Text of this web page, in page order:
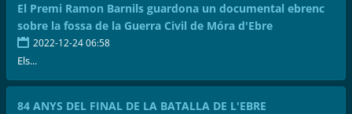
El Premi Ramon Barnils guardona un documental ebrenc
sobre la fossa de la Guerra Civil de Móra d'Ebre
2022-12-24 06:58
Els...
84 ANYS DEL FINAL DE LA BATALLA DE L'EBRE